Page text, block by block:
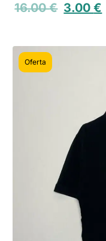
16.00€ 3.00€
Oferta